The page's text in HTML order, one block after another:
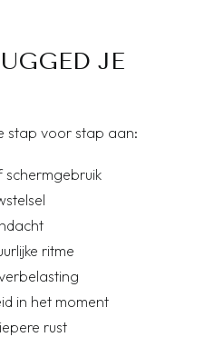
JE
stap voor stap aan:
schermgebruik
ritme
in het moment
rust